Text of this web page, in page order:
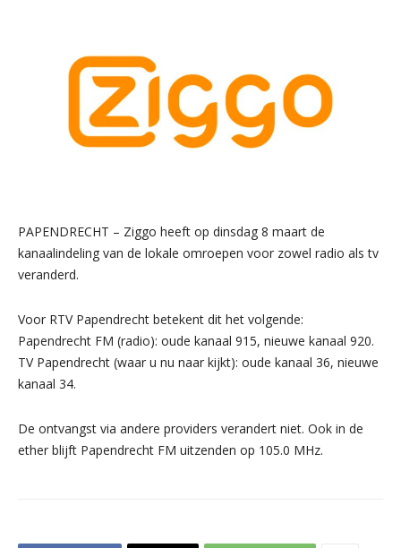
PAPENDRECHT – Ziggo heeft op dinsdag 8 maart de
kanaalindeling van de lokale omroepen voor zowel radio als tv
veranderd.
Voor RTV Papendrecht betekent dit het volgende:
Papendrecht FM (radio): oude kanaal 915, nieuwe kanaal 920.
TV Papendrecht (waar u nu naar kijkt): oude kanaal 36, nieuwe
kanaal 34.
De ontvangst via andere providers verandert niet. Ook in de
ether blijft Papendrecht FM uitzenden op 105.0 MHz.